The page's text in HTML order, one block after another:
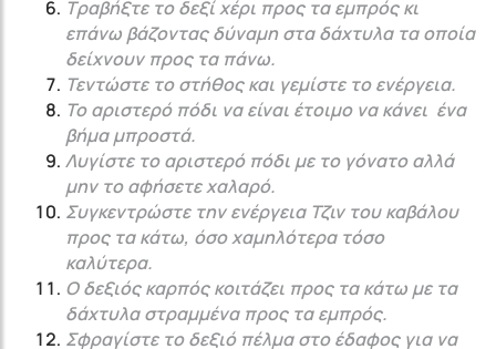
Τραβήξτε το δεξί χέρι προς τα εμπρός κι
επάνω βάζοντας δύναμη στα δάχτυλα τα οποία
δείχνουν προς τα πάνω.
Τεντώστε το στήθος και γεμίστε το ενέργεια.
Το αριστερό πόδι να είναι έτοιμο να κάνει ένα
βήμα μπροστά.
Λυγίστε το αριστερό πόδι με το γόνατο αλλά
μην το αφήσετε χαλαρό.
Συγκεντρώστε την ενέργεια Τζιν του καβάλου
προς τα κάτω, όσο χαμηλότερα τόσο
καλύτερα.
Ο δεξιός καρπός κοιτάζει προς τα κάτω με τα
δάχτυλα στραμμένα προς τα εμπρός.
Σφραγίστε το δεξιό πέλμα στο έδαφος για να